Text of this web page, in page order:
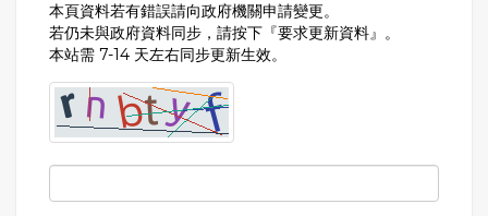
本頁資料若有錯誤請向政府機關申請變更。
若仍未與政府資料同步，請按下『要求更新資料』。
本站需 7-14 天左右同步更新生效。